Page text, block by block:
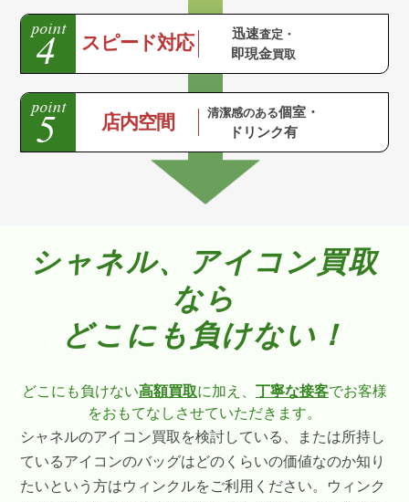
スピード対応 迅速査定・
即現金買取
店内空間 清潔感のある個室・
ドリンク有
シャネル、アイコン買取
なら
どこにも負けない！
どこにも負けない高額買取に加え、 丁寧な接客でお客様
をおもてなしさせていただきます。
シャネルのアイコン買取を検討している、または所持し
ているアイコンのバッグはどのくらいの価値なのか知り
たいという方はウィンクルをご利用ください。ウィンク